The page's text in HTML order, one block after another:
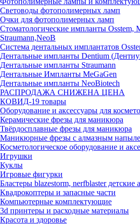
Световоды фотополимерных ламп
Очки для фотополимерных ламп
Стоматологические импланты Osstem,
Straumann,NeoB
Система дентальных имплантатов
Дентальные импланты Dentium
Дентальные импланты Straumann
Дентальные Импланты MeGaGen
Дентальные импланты NeoBiotech
РАСПРОДАЖА СНИЖЕНА ЦЕНА
КОВИД-19 товары
Оборудование и аксессуары для
Керамические фрезы для маникюра
Твёрдосплавные фрезы для маникюра
Маникюрные фрезы с алмазным
Косметологическое оборудование и
Игрушки
Куклы
Игровые фигурки
Бластеры blazestorm, nerfblaster детские
Квадрокоптеры и запасные части
Компьютерные комплектующие
3d принтеры и расходные материалы
Красота и здоровье